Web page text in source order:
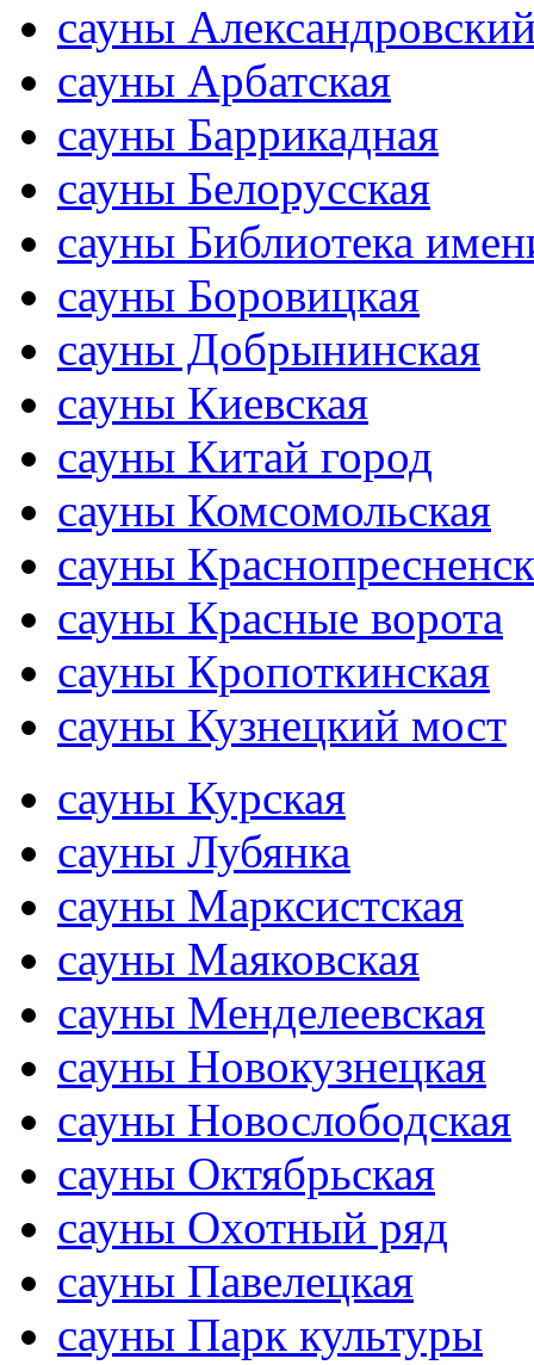
сауны
сауны Арбатская
сауны Баррикадная
сауны Белорусская
сауны Библиотека
сауны Боровицкая
сауны Добрынинская
сауны Киевская
сауны Китай город
сауны Комсомольская
сауны
сауны Красные ворота
сауны Кропоткинская
сауны Кузнецкий мост
сауны Курская
сауны Лубянка
сауны Марксистская
сауны Маяковская
сауны Менделеевская
сауны Новокузнецкая
сауны Новослободская
сауны Октябрьская
сауны Охотный ряд
сауны Павелецкая
сауны Парк культуры